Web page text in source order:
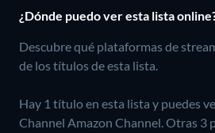
¿Dónde puedo ver esta lista
Descubre qué plataformas de
de los títulos de esta lista.
Hay 1 título en esta lista y puedes
Channel Amazon Channel.Otras 3